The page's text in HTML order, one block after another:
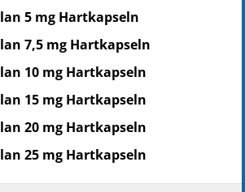
5 mg Hartkapseln
7,5 mg Hartkapseln
10 mg Hartkapseln
15 mg Hartkapseln
20 mg Hartkapseln
25 mg Hartkapseln